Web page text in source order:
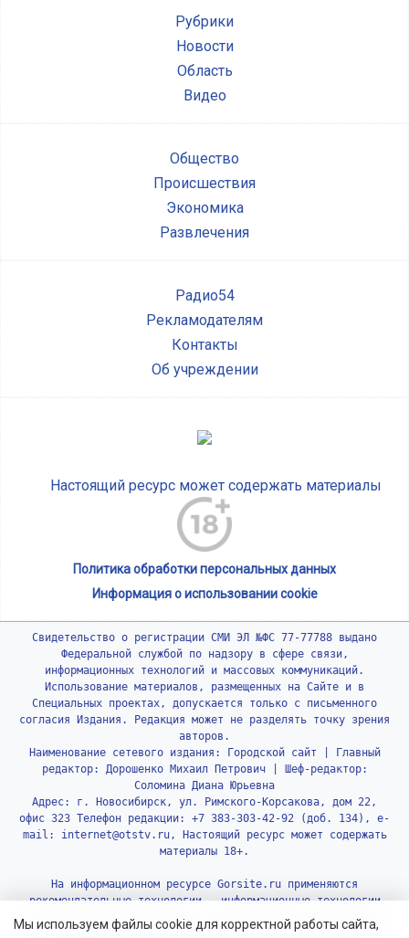
Мы используем файлы cookie для корректной работы сайта,
Рубрики
Новости
Область
Видео
Общество
Происшествия
Экономика
Развлечения
Радио54
Рекламодателям
Контакты
Об учреждении
Настоящий ресурс может содержать материалы
Политика обработки персональных данных
Информация о использовании cookie
Свидетельство о регистрации СМИ ЭЛ №ФС 77-77788 выдано
Федеральной службой по надзору в сфере связи,
информационных технологий и массовых коммуникаций.
Использование материалов, размещенных на Сайте и в
Специальных проектах, допускается только с письменного
согласия Издания. Редакция может не разделять точку зрения
авторов.
Наименование сетевого издания: Городской сайт | Главный
редактор: Дорошенко Михаил Петрович | Шеф-редактор:
Соломина Диана Юрьевна
Адрес: г. Новосибирск, ул. Римского-Корсакова, дом 22,
офис 323 Телефон редакции: +7 383-303-42-92 (доб. 134), e-
mail: internet@otstv.ru, Настоящий ресурс может содержать
материалы 18+.
На информационном ресурсе Gorsite.ru применяются
рекомендательные технологии - информационные технологии
предоставления информации на основе сбора, систематизации
и анализа сведений, относящихся к предпочтениям